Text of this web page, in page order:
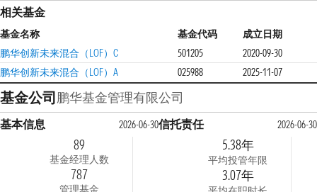
相关基金
基金名称 基金代码
成立日期
鹏华创新未来混合（LOF）C
501205
2020-09-30
鹏华创新未来混合（LOF）A
025988 2025-11-07
基金公司鹏华基金管理有限公司
基本信息 2026-06-30
89
基金经理人数
787
管理基金
信托责任 2026-06-30
5.38年
平均投管年限
3.07年